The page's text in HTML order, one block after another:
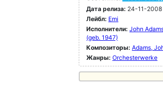
Дата релиза: 24-11-2008
Лейбл: Emi
Исполнители: John
(geb. 1947)
Композиторы: Adams,
Жанры: Orchesterwerke